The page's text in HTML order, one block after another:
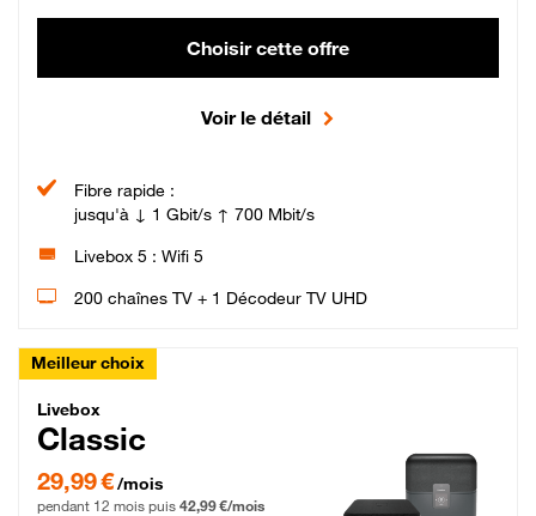
Choisir cette offre
Voir le détail
Fibre rapide :
jusqu'à ↓ 1 Gbit/s ↑ 700 Mbit/s
Livebox 5 : Wifi 5
200 chaînes TV + 1 Décodeur TV UHD
Meilleur choix
Livebox Classic Fibre
Livebox
Classic
29,99 € par mois pendant 12 mois puis 42,99 € par mois, Engagement 12 mois
29,99 €/mois
pendant 12 mois puis 42,99 €/mois